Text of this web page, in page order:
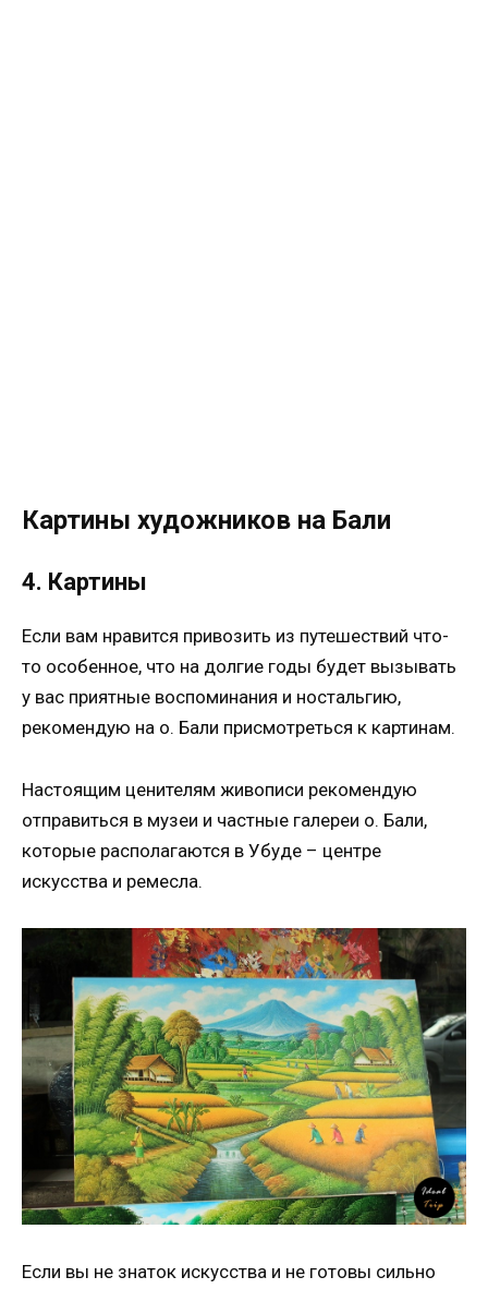
Картины художников на Бали
4. Картины
Если вам нравится привозить из путешествий что-
то особенное, что на долгие годы будет вызывать
у вас приятные воспоминания и ностальгию,
рекомендую на о. Бали присмотреться к картинам.
Настоящим ценителям живописи рекомендую
отправиться в музеи и частные галереи о. Бали,
которые располагаются в Убуде – центре
искусства и ремесла.
Если вы не знаток искусства и не готовы сильно